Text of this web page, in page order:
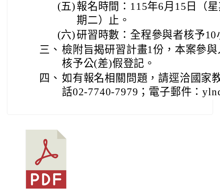
(五) 報名時間：115年6月15日（
期二）止。
(六)研習時數：全程參與者核予
三、 檢附旨揭研習計畫1份，本案參
核予公(差)假登記。
四、 如有報名相關問題，請逕洽國家
話02-7740-7979；電子郵件：